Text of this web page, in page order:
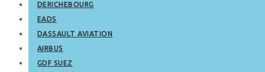
DERICHEBOURG
EADS
DASSAULT AVIATION
AIRBUS
GDF SUEZ